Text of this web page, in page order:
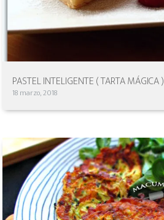
PASTEL INTELIGENTE ( TARTA MÁGICA )
18 marzo, 2018